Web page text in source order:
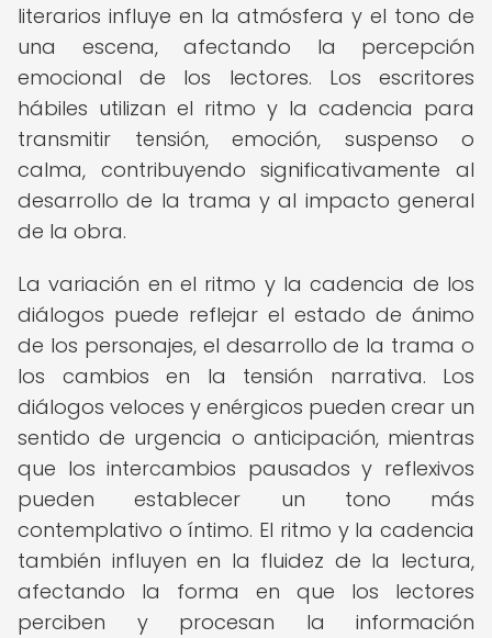
literarios influye en la atmósfera y el tono de
una escena, afectando la percepción
emocional de los lectores. Los escritores
hábiles utilizan el ritmo y la cadencia para
transmitir tensión, emoción, suspenso o
calma, contribuyendo significativamente al
desarrollo de la trama y al impacto general
de la obra.
La variación en el ritmo y la cadencia de los
diálogos puede reflejar el estado de ánimo
de los personajes, el desarrollo de la trama o
los cambios en la tensión narrativa. Los
diálogos veloces y enérgicos pueden crear un
sentido de urgencia o anticipación, mientras
que los intercambios pausados y reflexivos
pueden establecer un tono más
contemplativo o íntimo. El ritmo y la cadencia
también influyen en la fluidez de la lectura,
afectando la forma en que los lectores
perciben y procesan la información